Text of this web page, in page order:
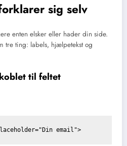
sig selv
enten elsker eller hader din side.
tre ting: labels, hjælpetekst og
til feltet